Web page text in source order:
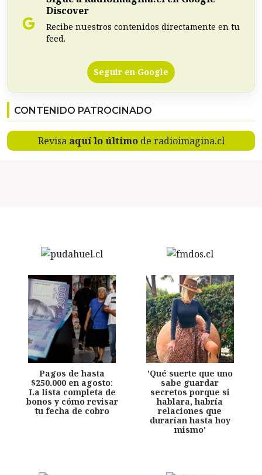
Discover
Recibe nuestros contenidos directamente en tu
feed.
Seguir en Google
CONTENIDO PATROCINADO
Revisa aquí lo últimode radioimagina.cl
Pagos de hasta
$250.000 en agosto:
La lista completa de
bonos y cómo revisar
tu fecha de cobro
'Qué suerte que uno
sabe guardar
secretos porque si
hablara, habría
relaciones que
durarían hasta hoy
mismo'